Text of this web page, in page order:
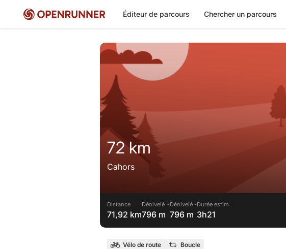
Éditeur de parcours Chercher un parcours
72 km
Cahors
Distance
71,92 km
Dénivelé +
796 m
Dénivelé -
796 m
Durée estim.
3h21
Vélo de route Boucle